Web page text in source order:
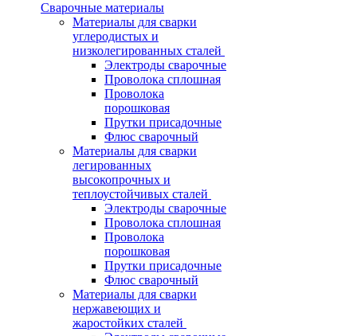
Сварочные материалы
Материалы для сварки
углеродистых и
низколегированных сталей
Электроды сварочные
Проволока сплошная
Проволока
порошковая
Прутки присадочные
Флюс сварочный
Материалы для сварки
легированных
высокопрочных и
теплоустойчивых сталей
Электроды сварочные
Проволока сплошная
Проволока
порошковая
Прутки присадочные
Флюс сварочный
Материалы для сварки
нержавеющих и
жаростойких сталей